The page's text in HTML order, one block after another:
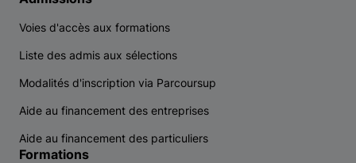
Voies d'accès aux formations
Liste des admis aux sélections
Modalités d'inscription via Parcoursup
Aide au financement des entreprises
Aide au financement des particuliers
Formations